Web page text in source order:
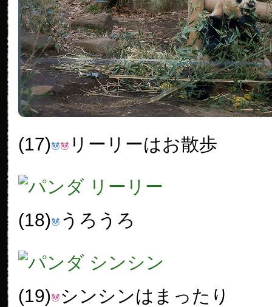
(17) リーリーはお散歩
(18) うろうろ
(19) シンシンはまったり